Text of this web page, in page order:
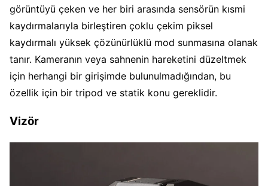
görüntüyü çeken ve her biri arasında sensörün kısmi
kaydırmalarıyla birleştiren çoklu çekim piksel
kaydırmalı yüksek çözünürlüklü mod sunmasına olanak
tanır. Kameranın veya sahnenin hareketini düzeltmek
için herhangi bir girişimde bulunulmadığından, bu
özellik için bir tripod ve statik konu gereklidir.
Vizör